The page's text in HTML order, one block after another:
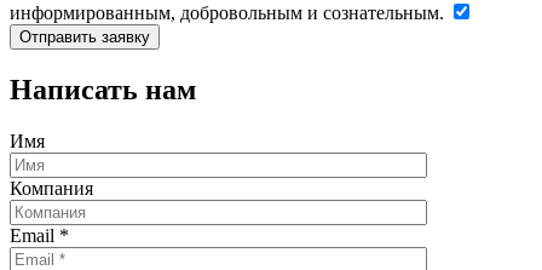
информированным, добровольным и сознательным.
Написать нам
Имя
Компания
Email *